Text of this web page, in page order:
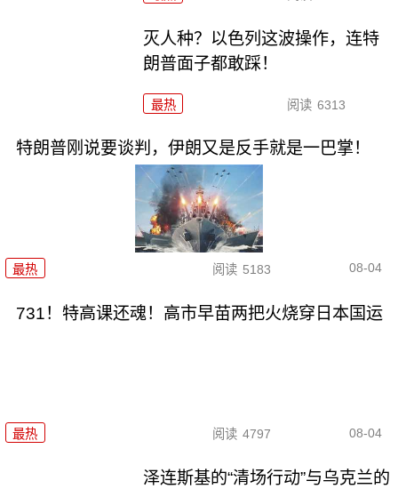
灭人种？以色列这波操作，连特
朗普面子都敢踩！
最热 阅读 6313
特朗普刚说要谈判，伊朗又是反手就是一巴掌！
最热 阅读 5183 08-04
731！特高课还魂！高市早苗两把火烧穿日本国运
最热 阅读 4797 08-04
泽连斯基的“清场行动”与乌克兰的